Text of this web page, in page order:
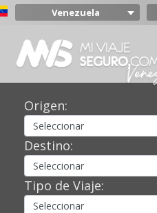
Venezuela
Colombia
Mexico
Peru
Origen:
Destino:
Tipo de Viaje: